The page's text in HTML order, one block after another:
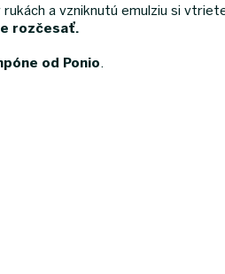
a vzniknutú emulziu si
rozčesať.
od Ponio